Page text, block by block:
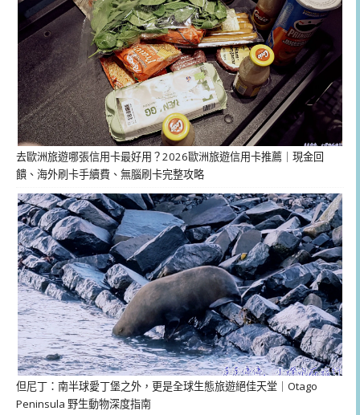
去歐洲旅遊哪張信用卡最好用？2026歐洲旅遊信用卡推薦｜現金回
饋、海外刷卡手續費、無腦刷卡完整攻略
但尼丁：南半球愛丁堡之外，更是全球生態旅遊絕佳天堂｜Otago
Peninsula 野生動物深度指南